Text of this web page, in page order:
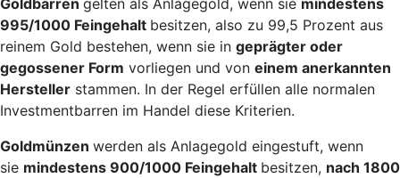
995/1000 Feingehalt besitzen, also zu 99,5 Prozent aus
reinem Gold bestehen, wenn sie in geprägter oder
gegossener Form vorliegen und von einem anerkannten
Hersteller stammen. In der Regel erfüllen alle normalen
Investmentbarren im Handel diese Kriterien.
Goldmünzen werden als Anlagegold eingestuft, wenn
sie mindestens 900/1000 Feingehalt besitzen, nach 1800